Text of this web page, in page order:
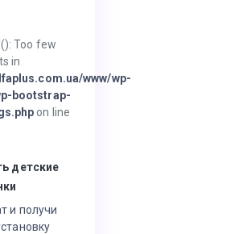
Too few
in
www/wp-
bootstrap-
on line
детские
и получи